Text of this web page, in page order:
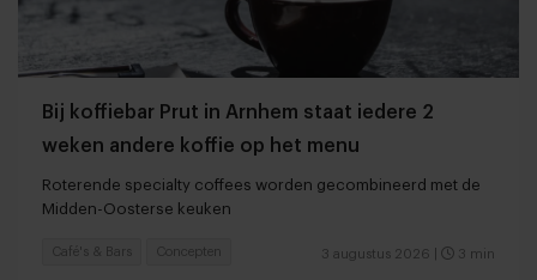
Bij koffiebar Prut in Arnhem staat iedere 2
weken andere koffie op het menu
Roterende specialty coffees worden gecombineerd met de
Midden-Oosterse keuken
3 augustus 2026 3 min
Café's & Bars Concepten